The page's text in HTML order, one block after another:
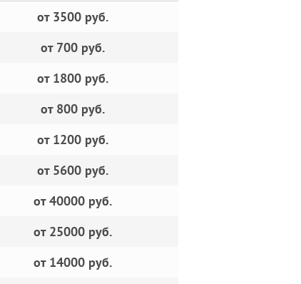
от 3500 руб.
от 700 руб.
от 1800 руб.
от 800 руб.
от 1200 руб.
от 5600 руб.
от 40000 руб.
от 25000 руб.
от 14000 руб.